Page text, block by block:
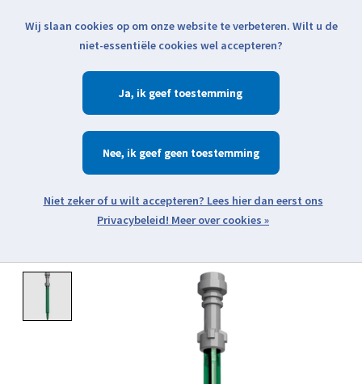
Klik voor actuele verzendinformatie...
Verlanglijst
Zoeken
Open webshop menu
Product image slideshow Items
Wij slaan cookies op om onze website te verbeteren. Wilt u de
niet-essentiële cookies wel accepteren?
Ja
Nee
Meer over cookies »